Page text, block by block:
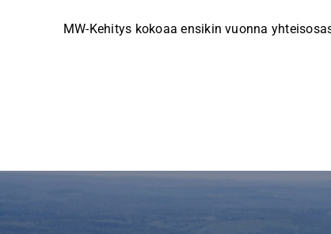
MW-Kehitys kokoaa ensikin vuonna